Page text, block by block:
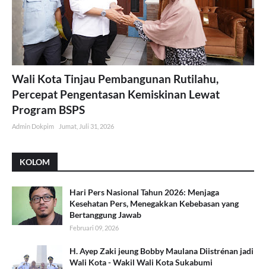
Wali Kota Tinjau Pembangunan Rutilahu,
Percepat Pengentasan Kemiskinan Lewat
Program BSPS
Admin Dokpim Jumat, Juli 31, 2026
KOLOM
Hari Pers Nasional Tahun 2026: Menjaga
Kesehatan Pers, Menegakkan Kebebasan yang
Bertanggung Jawab
Februari 09, 2026
H. Ayep Zaki jeung Bobby Maulana Diistrénan jadi
Wali Kota - Wakil Wali Kota Sukabumi